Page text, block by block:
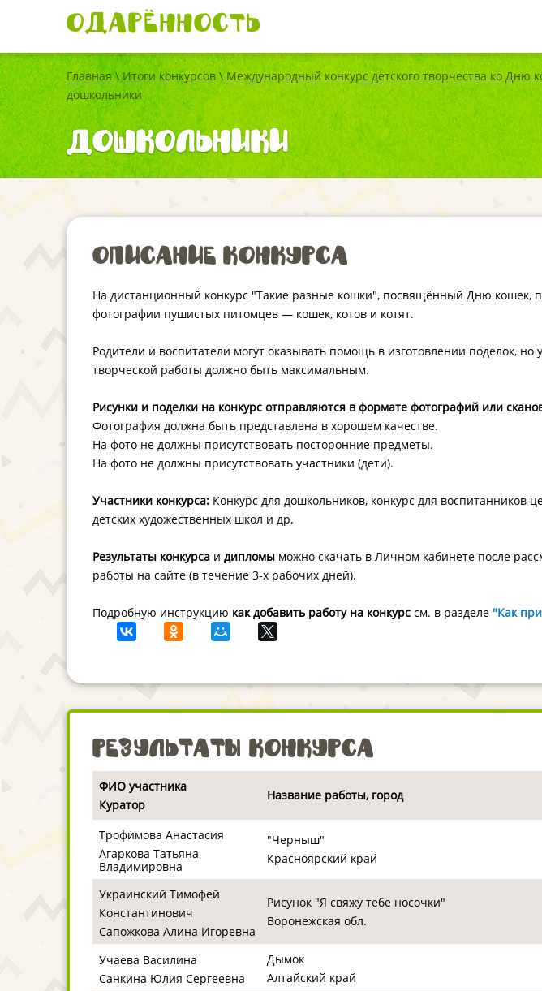
Одарённость
Главная\Итоги конкурсов \Международный конкурс детского творчества ко
дошкольники
дошкольники
Описание конкурса
На дистанционный конкурс "Такие разные кошки", посвящённый Дню кошек,
фотографии пушистых питомцев — кошек, котов и котят.
Родители и воспитатели могут оказывать помощь в изготовлении поделок, но
творческой работы должно быть максимальным.
Рисунки и поделки на конкурс отправляются в формате фотографий или
Фотография должна быть представлена в хорошем качестве.
На фото не должны присутствовать посторонние предметы.
На фото не должны присутствовать участники (дети).
Участники конкурса: Конкурс для дошкольников, конкурс для воспитанников
детских художественных школ и др.
Результаты конкурса и дипломы можно скачать в Личном кабинете после
работы на сайте (в течение 3-х рабочих дней).
Подробную инструкцию как добавить работу на конкурс см. в разделе "Как
Результаты конкурса
ФИО участника
Куратор
Название работы, город
Трофимова Анастасия
Агаркова Татьяна
Владимировна
"Черныш"
Красноярский край
Украинский Тимофей
Константинович
Сапожкова Алина Игоревна
Рисунок "Я свяжу тебе носочки"
Воронежская обл.
Учаева Василина
Санкина Юлия Сергеевна
Дымок
Алтайский край